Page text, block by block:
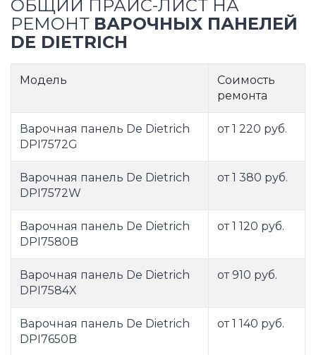
ОБЩИЙ ПРАЙС-ЛИСТ НА
РЕМОНТ ВАРОЧНЫХ ПАНЕЛЕЙ
DE DIETRICH
Модель
Соимость
ремонта
Варочная панель De Dietrich
DPI7572G
от 1 220 руб.
Варочная панель De Dietrich
DPI7572W
от 1 380 руб.
Варочная панель De Dietrich
DPI7580B
от 1 120 руб.
Варочная панель De Dietrich
DPI7584X
от 910 руб.
Варочная панель De Dietrich
DPI7650B
от 1 140 руб.